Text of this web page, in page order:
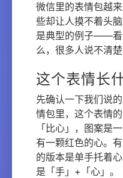
微信里的表情包越
些却让人摸不着头
是典型的例子——看
么，很多人说不清楚
这个表情长
先确认一下我们说
情包里，这个表情
「比心」，图案是
有一颗红色的心。
的版本是单手托着
是「手」+「心」。